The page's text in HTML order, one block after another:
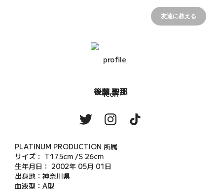
友達に教える
後藤 聖那
PLATINUM PRODUCTION 所属
サイズ： T175cm /S 26cm
生年月日： 2002年 05月 01日
出身地：神奈川県
血液型：A型